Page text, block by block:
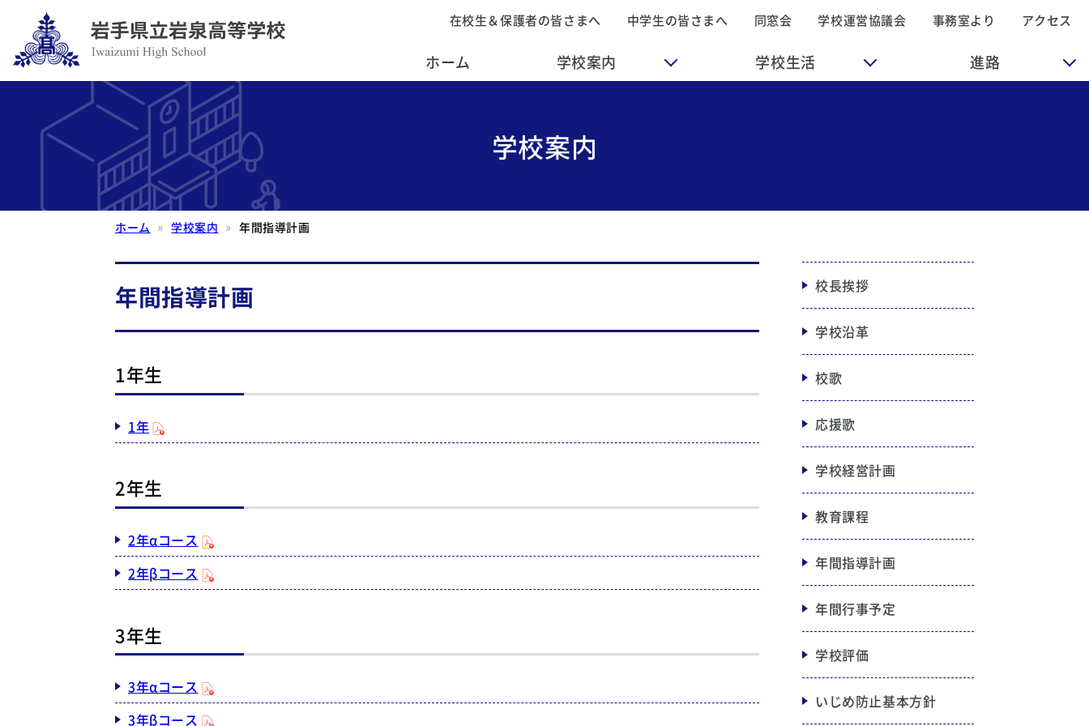
在校生＆保護者の皆さまへ 中学生の皆さまへ 同窓会 学校運営協議会 事務室より アクセス
ホーム 学校案内 学校生活 進路
学校案内
ホーム 学校案内 年間指導計画
年間指導計画
1年生
1年
2年生
2年αコース
2年βコース
3年生
3年αコース
3年βコース
校長挨拶
学校沿革
校歌
応援歌
学校経営計画
教育課程
年間指導計画
年間行事予定
学校評価
いじめ防止基本方針